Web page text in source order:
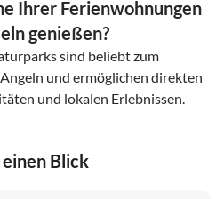
Ihrer Ferienwohnungen
genießen?
sind beliebt zum
und ermöglichen direkten
und lokalen Erlebnissen.
Blick